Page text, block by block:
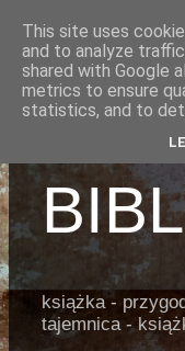
książka -
tajemnica -
This site uses
and to analyze
shared with Google
metrics to ensure
statistics, and to